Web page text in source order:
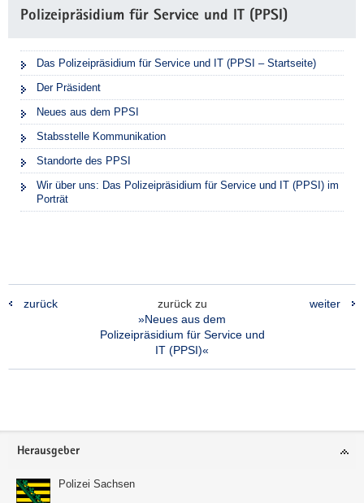
Polizeipräsidium für Service und IT (PPSI)
Das Polizeipräsidium für Service und IT (PPSI – Startseite)
Der Präsident
Neues aus dem PPSI
Stabsstelle Kommunikation
Standorte des PPSI
Wir über uns: Das Polizeipräsidium für Service und IT (PPSI) im
Porträt
zurück
zurück zu
»Neues aus dem
Polizeipräsidium für Service und
IT (PPSI)«
weiter
Footer-
Herausgeber
Polizei Sachsen